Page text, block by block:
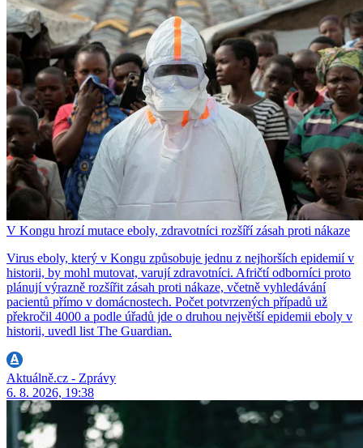
V Kongu hrozí mutace eboly, zdravotníci rozšíří zásah proti nákaze
Virus eboly, který v Kongu způsobuje jednu z nejhorších epidemií v
historii, by mohl mutovat, varují zdravotníci. Afričtí odborníci proto
plánují výrazně rozšířit zásah proti nákaze, včetně vyhledávání
pacientů přímo v domácnostech. Počet potvrzených případů už
překročil 4000 a podle úřadů jde o druhou největší epidemii eboly v
historii, uvedl list The Guardian.
Aktuálně.cz - Zprávy
6. 8. 2026, 19:38